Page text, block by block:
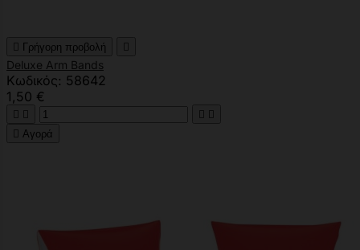
 Γρήγορη προβολή 
Deluxe Arm Bands
Κωδικός: 58642
1,50 €
   
 Αγορά